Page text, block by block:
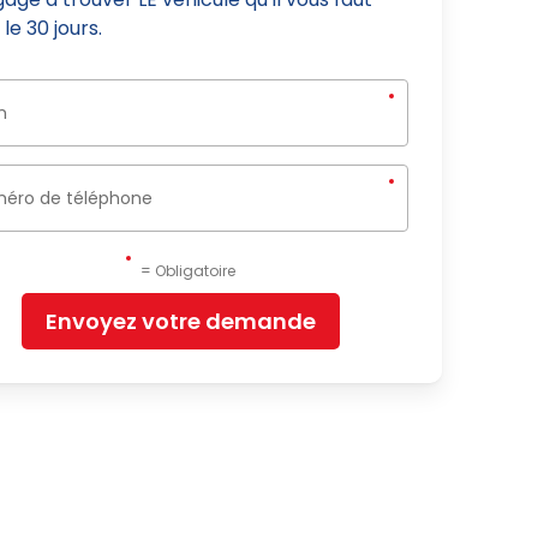
30 jours.
= Obligatoire
Envoyez votre demande